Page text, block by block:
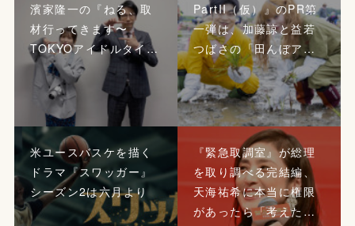
濱家隆一の『ねる、取
材行ってきます〜
TOKYOアイドルタイ…
PartII（仮）』のPR第
一弾は、加藤諒と益若
つばさの「田んぼア…
米ユースバスケを描く
ドラマ『スワッガー』
シーズン2は六月より
『緊急取調室』が総理
を取り調べる完結編、
天海祐希に本当に権限
があったら「考えた…